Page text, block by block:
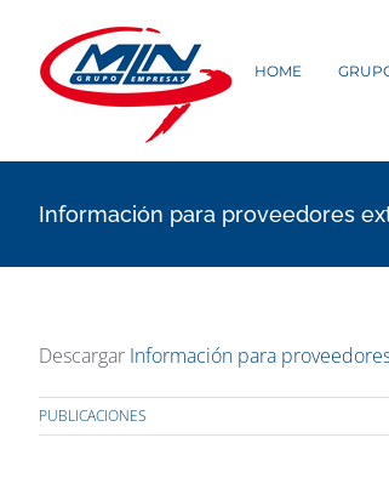
contenido
HOME
Información para proveedores
Descargar Información para
PUBLICACIONES